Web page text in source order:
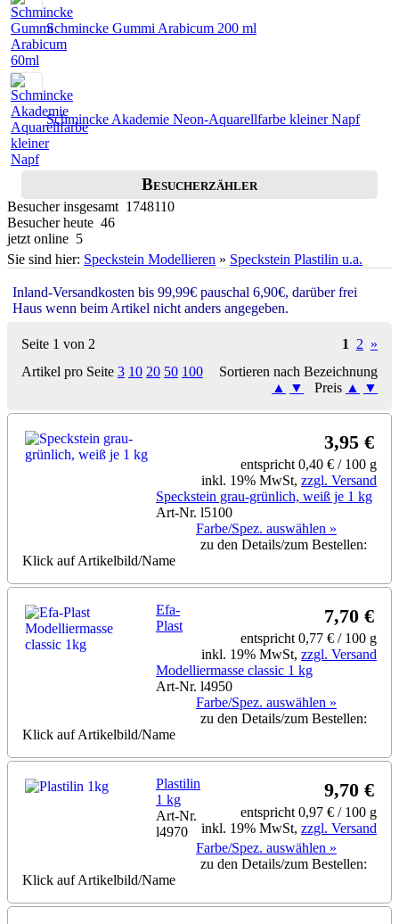
Schmincke Gummi Arabicum 200 ml
Schmincke Akademie Neon-Aquarellfarbe kleiner Napf
Besucherzähler
Besucher insgesamt 1748110
Besucher heute 46
jetzt online 5
Sie sind hier: Speckstein Modellieren » Speckstein Plastilin u.a.
Inland-Versandkosten bis 99,99€ pauschal 6,90€, darüber frei
Haus wenn beim Artikel nicht anders angegeben.
Seite 1 von 2 1 2 »
Artikel pro Seite 3 10 20 50 100
Sortieren nach Bezeichnung
▲
▼ Preis ▲ ▼
3,95 €
entspricht 0,40 € / 100 g
inkl. 19% MwSt, zzgl. Versand
Speckstein grau-grünlich, weiß je 1 kg
Art-Nr. l5100
Farbe/Spez. auswählen »
zu den Details/zum Bestellen:
Klick auf Artikelbild/Name
7,70 €
entspricht 0,77 € / 100 g
inkl. 19% MwSt, zzgl. Versand
Efa-
Plast
Modelliermasse classic 1 kg
Art-Nr. l4950
Farbe/Spez. auswählen »
zu den Details/zum Bestellen:
Klick auf Artikelbild/Name
9,70 €
entspricht 0,97 € / 100 g
inkl. 19% MwSt, zzgl. Versand
Plastilin
1 kg
Art-Nr.
l4970
Farbe/Spez. auswählen »
zu den Details/zum Bestellen:
Klick auf Artikelbild/Name